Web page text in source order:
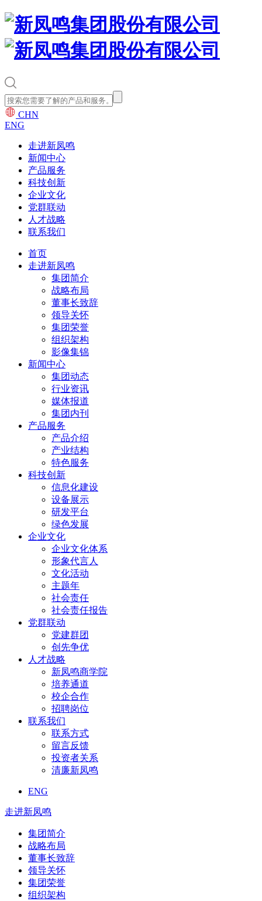
CHN
ENG
走进新凤鸣
新闻中心
产品服务
科技创新
企业文化
党群联动
人才战略
联系我们
首页
走进新凤鸣
集团简介
战略布局
董事长致辞
领导关怀
集团荣誉
组织架构
影像集锦
新闻中心
集团动态
行业资讯
媒体报道
集团内刊
产品服务
产品介绍
产业结构
特色服务
科技创新
信息化建设
设备展示
研发平台
绿色发展
企业文化
企业文化体系
形象代言人
文化活动
主题年
社会责任
社会责任报告
党群联动
党建群团
创先争优
人才战略
新凤鸣商学院
培养通道
校企合作
招聘岗位
联系我们
联系方式
留言反馈
投资者关系
清廉新凤鸣
ENG
走进新凤鸣
集团简介
战略布局
董事长致辞
领导关怀
集团荣誉
组织架构